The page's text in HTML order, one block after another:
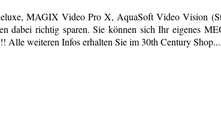
MAGIX Video Pro X, AquaSoft Video Vision
dabei richtig sparen. Sie können sich Ihr eigenes
Alle weiteren Infos erhalten Sie im 30th Century Shop...